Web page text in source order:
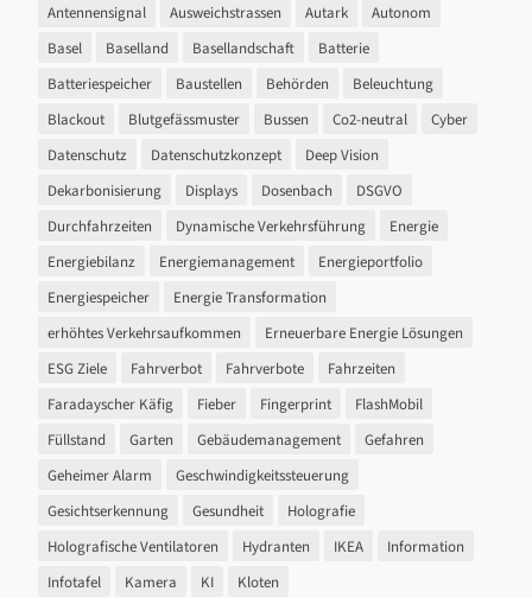
Antennensignal
Ausweichstrassen Autark
Autonom
Basel
Baselland Basellandschaft
Batterie
Batteriespeicher
Baustellen Behörden
Beleuchtung
Blackout
Blutgefässmuster Bussen Co2-neutral
Cyber
Datenschutz
Datenschutzkonzept
Deep Vision
Dekarbonisierung
Displays Dosenbach
DSGVO
Durchfahrzeiten
Dynamische Verkehrsführung
Energie
Energiebilanz
Energiemanagement
Energieportfolio
Energiespeicher
Energie Transformation
erhöhtes Verkehrsaufkommen
Erneuerbare Energie Lösungen
ESG Ziele
Fahrverbot Fahrverbote
Fahrzeiten
Faradayscher Käfig
Fieber Fingerprint
FlashMobil
Füllstand
Garten Gebäudemanagement
Gefahren
Geheimer Alarm
Geschwindigkeitssteuerung
Gesichtserkennung
Gesundheit
Holografie
Holografische Ventilatoren
Hydranten IKEA
Information
Infotafel
Kamera KI Kloten